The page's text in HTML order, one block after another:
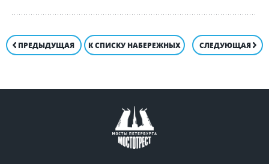
ПРЕДЫДУЩАЯ К СПИСКУ НАБЕРЕЖНЫХ СЛЕДУЮЩАЯ